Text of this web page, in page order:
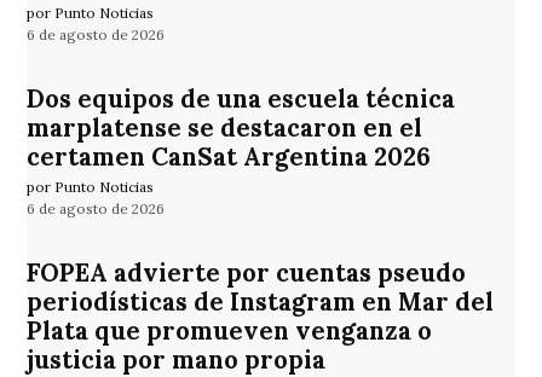
por Punto Noticias
6 de agosto de 2026
Dos equipos de una escuela técnica
marplatense se destacaron en el
certamen CanSat Argentina 2026
por Punto Noticias
6 de agosto de 2026
FOPEA advierte por cuentas pseudo
periodísticas de Instagram en Mar del
Plata que promueven venganza o
justicia por mano propia